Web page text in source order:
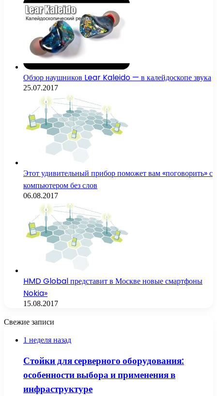
Обзор наушников Lear Kaleido — в калейдоскопе звука
25.07.2017
Этот удивительный прибор поможет вам «поговорить» с
компьютером без слов
06.08.2017
HMD Global представит в Москве новые смартфоны
Nokia»
15.08.2017
Свежие записи
1 неделя назад
Стойки для серверного оборудования:
особенности выбора и применения в
инфраструктуре